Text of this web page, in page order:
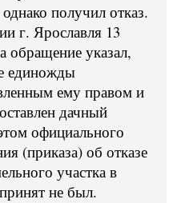
получил отказ.
г. Ярославля 13
обращение указал,
единожды
ему правом и
дачный
официального
(приказа) об отказе
участка в
не был.